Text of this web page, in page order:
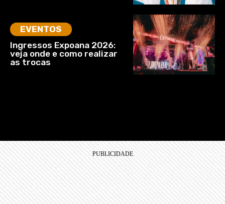
EVENTOS
Ingressos Expoana 2026:
veja onde e como realizar
as trocas